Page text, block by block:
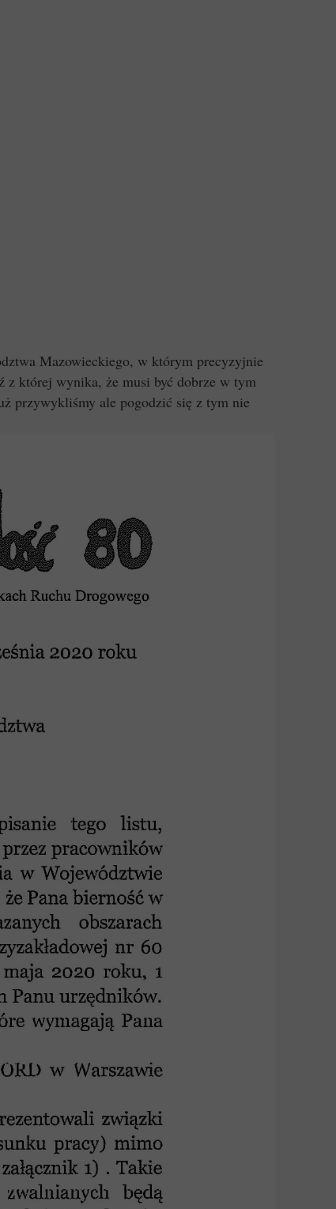
Mazowieckiego, w którym precyzyjnie
z której wynika, że musi być dobrze w tym
przywykliśmy ale pogodzić się z tym nie